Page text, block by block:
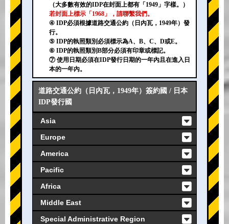
（大多數有效的IDP在封面上都有「1949」字樣。）
若封面上標示「1968」，請聯繫我們。
④ IDP必須根據道路交通公約（日內瓦，1949年）發
行。
⑤ IDP的執照類別必須標示為A、B、C、D或E。
⑥ IDP的執照類別B部分必須有印章或標記。
⑦ 使用日期必須在IDP發行日期的一年內且在進入日
本的一年內。
道路交通公約（日內瓦，1949年）簽約國 / 日本
IDP發行國
Asia
Europe
America
Pacific
Africa
Middle East
Special Administrative Region